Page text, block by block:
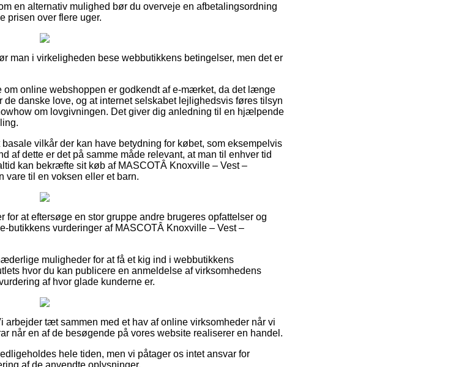
en alternativ mulighed bør du overveje en afbetalingsordning
prisen over flere uger.
man i virkeligheden bese webbutikkens betingelser, men det er
om online webshoppen er godkendt af e-mærket, da det længe
danske love, og at internet selskabet lejlighedsvis føres tilsyn
om lovgivningen. Det giver dig anledning til en hjælpende
vilkår der kan have betydning for købet, som eksempelvis
af dette er det på samme måde relevant, at man til enhver tid
kan bekræfte sit køb af MASCOTÂ Knoxville – Vest –
vare til en voksen eller et barn.
at eftersøge en stor gruppe andre brugeres opfattelser og
butikkens vurderinger af MASCOTÂ Knoxville – Vest –
muligheder for at få et kig ind i webbutikkens
hvor du kan publicere en anmeldelse af virksomhedens
af hvor glade kunderne er.
arbejder tæt sammen med et hav af online virksomheder når vi
når en af de besøgende på vores website realiserer en handel.
hele tiden, men vi påtager os intet ansvar for
af de anvendte oplysninger.